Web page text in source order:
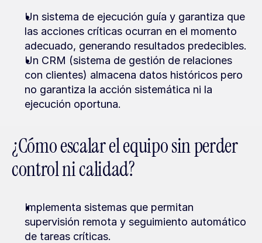
Un sistema de ejecución guía y garantiza que
las acciones críticas ocurran en el momento
adecuado, generando resultados predecibles.
Un CRM (sistema de gestión de relaciones
con clientes) almacena datos históricos pero
no garantiza la acción sistemática ni la
ejecución oportuna.
¿Cómo escalar el equipo sin perder
control ni calidad?
Implementa sistemas que permitan
supervisión remota y seguimiento automático
de tareas críticas.